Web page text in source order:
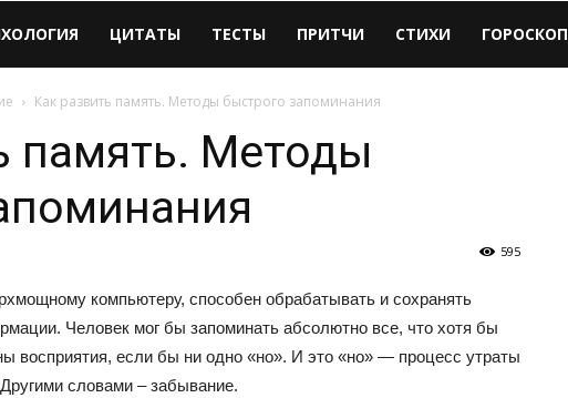
ЦИТАТЫ ТЕСТЫ ПРИТЧИ СТИХИ ГОРОСКОП
Как развить память. Методы быстрого запоминания
память. Методы
595
компьютеру, способен обрабатывать и сохранять
Человек мог бы запоминать абсолютно все, что хотя бы
восприятия, если бы ни одно «но». И это «но» — процесс утраты
словами – забывание.